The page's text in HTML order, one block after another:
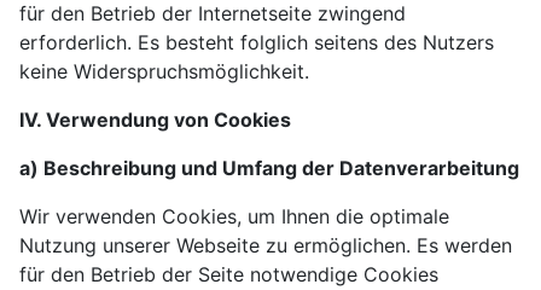
für den Betrieb der Internetseite zwingend
erforderlich. Es besteht folglich seitens des Nutzers
keine Widerspruchsmöglichkeit.
IV. Verwendung von Cookies
a) Beschreibung und Umfang der Datenverarbeitung
Wir verwenden Cookies, um Ihnen die optimale
Nutzung unserer Webseite zu ermöglichen. Es werden
für den Betrieb der Seite notwendige Cookies